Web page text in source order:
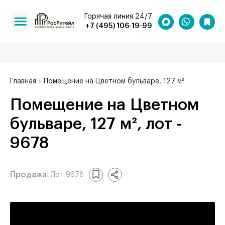
+7 (495) 106-19-99
Горячая линия 24/7
Главная Помещение на Цветном бульваре, 127 м²
Помещение на Цветном
бульваре, 127 м², лот -
9678
Продажа | Лот 9678